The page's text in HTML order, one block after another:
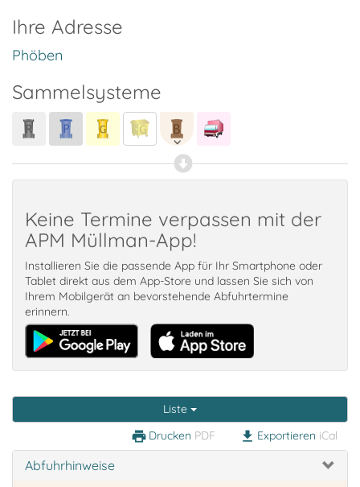
Ihre Adresse
Phöben
Sammelsysteme
Keine Termine verpassen mit der
APM Müllman-App!
Installieren Sie die passende App für Ihr Smartphone oder
Tablet direkt aus dem App-Store und lassen Sie sich von
Ihrem Mobilgerät an bevorstehende Abfuhrtermine
erinnern.
Liste
print Drucken PDF download Exportieren iCal
Abfuhrhinweise